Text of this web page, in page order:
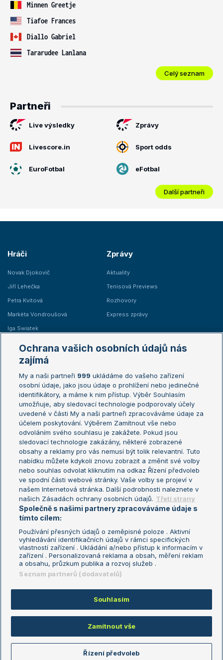
Minnen Greetje
Tiafoe Frances
Diallo Gabriel
Tararudee Lanlana
Celý seznam
Partneři
Live výsledky Zprávy
Livescore.in Sport odds
EuroFotbal eFotbal
Další partneři
Hráči
Novak Djokovič
Jiří Lehečka
Petra Kvitová
Markéta Vondroušová
Iga Swiatek
Zprávy
Aktuality
Tenisová Previews
Rozhovory
Express zprávy
Žebříčky
Žebříček ATP (muži)
Žebříček WTA (ženy)
Sázkařský žebříček
Australian Open
French Open
Wimbledon
US Open
Turnaj mistrů
Turnaj mistryň
Aktualní trendy
Fotbalové přestupy
Livesport Daily
LS Prague Open
Podmínky užití
Nastavení soukromí
GDPR a žurnalistika
Reklama
Kontakt
Informace o zpracování osobních
údajů
Copyright © 2008-2026 TenisPortal.cz. Využíváme zpravodajství ČTK.
Ochrana vašich osobních údajů nás
zajímá
My a naši partneři 999 ukládáme do vašeho zařízení
osobní údaje, jako jsou údaje o prohlížení nebo jedinečné
identifikátory, a máme k nim přístup. Výběr Souhlasím
umožňuje, aby sledovací technologie podporovaly účely
uvedené v části My a naši partneři zpracováváme údaje za
účelem poskytování. Výběrem Zamítnout vše nebo
odvoláním svého souhlasu je zakážete. Pokud jsou
sledovací technologie zakázány, některé zobrazené
obsahy a reklamy pro vás nemusí být tolik relevantní. Tuto
nabídku můžete kdykoli znovu zobrazit a změnit své volby
nebo souhlas odvolat kliknutím na odkaz Řízení předvoleb
ve spodní části webové stránky. Vaše volby se projeví v
našem Internetová stránka. Další podrobnosti naleznete v
našich Zásadách ochrany osobních údajů. Třetí strany
Společně s našimi partnery zpracováváme údaje s
tímto cílem:
Používání přesných údajů o zeměpisné poloze . Aktivní
vyhledávání identifikačních údajů v rámci specifických
vlastností zařízení . Ukládání a/nebo přístup k informacím v
zařízení . Personalizovaná reklama a obsah, měření reklam
a obsahu, průzkum publika a rozvoj služeb .
Seznam partnerů (dodavatelů)
Souhlasím
Zamítnout vše
Řízení předvoleb